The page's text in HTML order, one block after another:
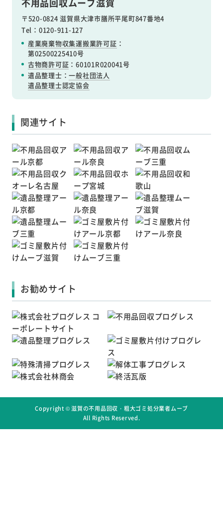
不用品回収ムーブ滋賀
〒520-0824 滋賀県大津市膳所平尾町847番地4
Tel：0120-911-127
産業廃棄物収集運搬業許可証 ：
第02500225410号
古物商許可証 ：60101R020041号
遺品整理士：一般社団法人
遺品整理士認定協会
関連サイト
お勧めサイト
Copyright ©滋賀の不用品回収・粗大ゴミ処分業者ムーブ
All Rights Reserved.